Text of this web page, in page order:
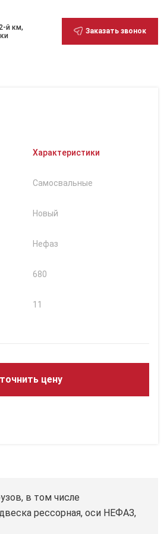
й км,
Заказать звонок
Характеристики
Самосвальные
Новый
Нефаз
680
11
цену
в том числе
рессорная, оси НЕФАЗ,